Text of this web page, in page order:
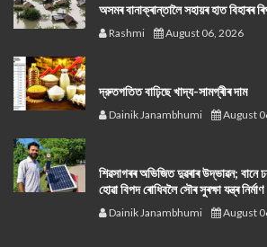
অসমৰ বানাক্ৰান্তালৈ সহায়ৰ হাত বিহাৰৰ
Rashmi August 06, 2026
দ্রুতগতিত বাঢ়িছে খাদ্য-সামগ্ৰীৰ দাম
Dainik Janambhumi August
শিৱসাগৰৰ অভিজিত দুৱৰাৰ উদ্ভাৱন; বানে
হোৱা বিপদ ৰোধিবলৈ সৌৰ সুৰক্ষা যন্ত্ৰ নিৰ্মাণ
Dainik Janambhumi August